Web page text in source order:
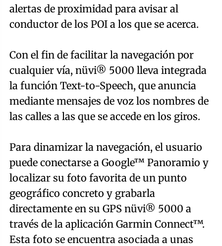
alertas de proximidad para avisar al
conductor de los POI a los que se acerca.
Con el fin de facilitar la navegación por
cualquier vía, nüvi® 5000 lleva integrada
la función Text-to-Speech, que anuncia
mediante mensajes de voz los nombres de
las calles a las que se accede en los giros.
Para dinamizar la navegación, el usuario
puede conectarse a Google™ Panoramio y
localizar su foto favorita de un punto
geográfico concreto y grabarla
directamente en su GPS nüvi® 5000 a
través de la aplicación Garmin Connect™.
Esta foto se encuentra asociada a unas